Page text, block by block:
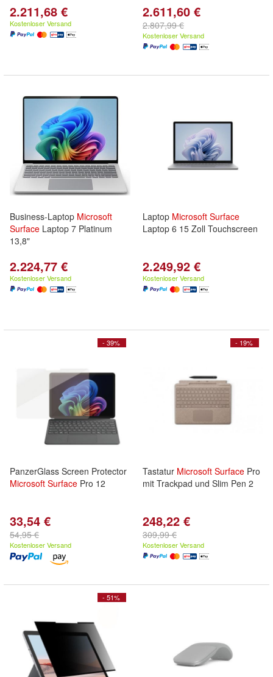
2.211,68 €
Kostenloser Versand
2.611,60 €
2.807,99 €
Kostenloser Versand
Business-Laptop Microsoft
Surface Laptop 7 Platinum
13,8"
2.224,77 €
Kostenloser Versand
Laptop Microsoft Surface
Laptop 6 15 Zoll Touchscreen
2.249,92 €
Kostenloser Versand
- 39%
PanzerGlass Screen Protector
Microsoft Surface Pro 12
33,54 €
54,95 €
Kostenloser Versand
- 19%
Tastatur Microsoft Surface Pro
mit Trackpad und Slim Pen 2
248,22 €
309,99 €
Kostenloser Versand
- 51%